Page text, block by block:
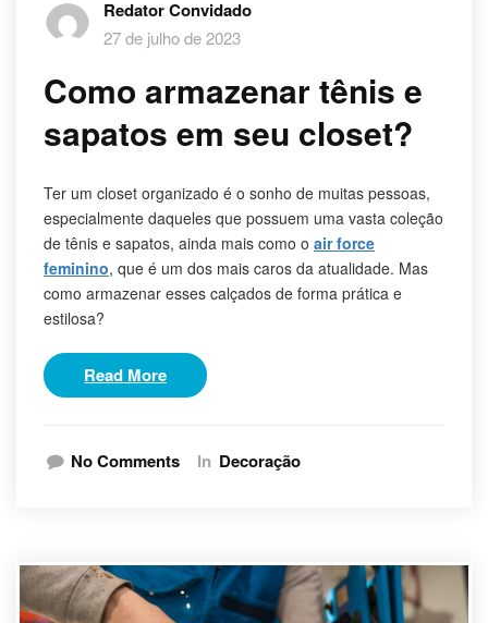
Redator Convidado
27 de julho de 2023
Como armazenar tênis e
sapatos em seu closet?
Ter um closet organizado é o sonho de muitas pessoas,
especialmente daqueles que possuem uma vasta coleção
de tênis e sapatos, ainda mais como o air force
feminino, que é um dos mais caros da atualidade. Mas
como armazenar esses calçados de forma prática e
estilosa?
Read More
No Comments In Decoração